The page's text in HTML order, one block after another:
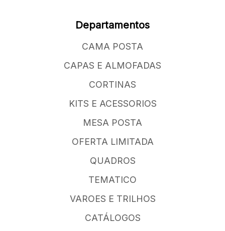
Departamentos
CAMA POSTA
CAPAS E ALMOFADAS
CORTINAS
KITS E ACESSORIOS
MESA POSTA
OFERTA LIMITADA
QUADROS
TEMATICO
VAROES E TRILHOS
CATÁLOGOS